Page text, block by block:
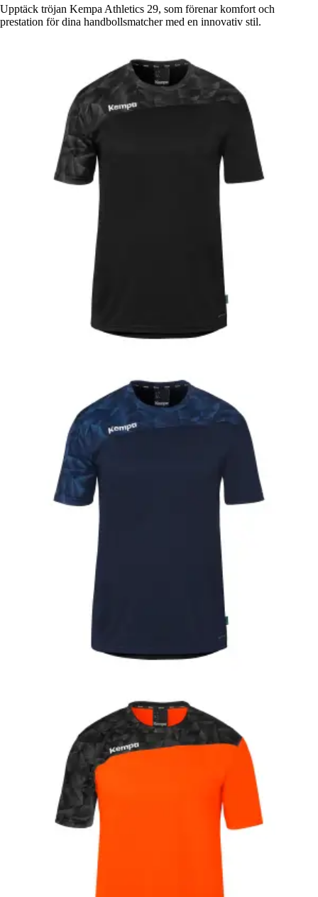
Upptäck tröjan Kempa Athletics 29, som förenar komfort och
prestation för dina handbollsmatcher med en innovativ stil.